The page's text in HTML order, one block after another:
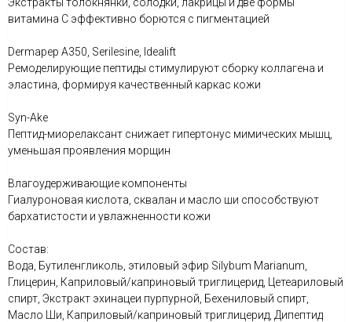
витамина С эффективно борются с пигментацией
Dermapep A350, Serilesine, Idealift
Ремоделирующие пептиды стимулируют сборку коллагена и
эластина, формируя качественный каркас кожи
Syn-Ake
Пептид-миорелаксант снижает гипертонус мимических мышц,
уменьшая проявления морщин
Влагоудерживающие компоненты
Гиалуроновая кислота, сквалан и масло ши способствуют
бархатистости и увлажненности кожи
Состав:
Вода, Бутиленгликоль, этиловый эфир Silybum Marianum,
Глицерин, Каприловый/каприновый триглицерид, Цетеариловый
спирт, Экстракт эхинацеи пурпурной, Бехениловый спирт,
Масло Ши, Каприловый/каприновый триглицерид, Дипептид